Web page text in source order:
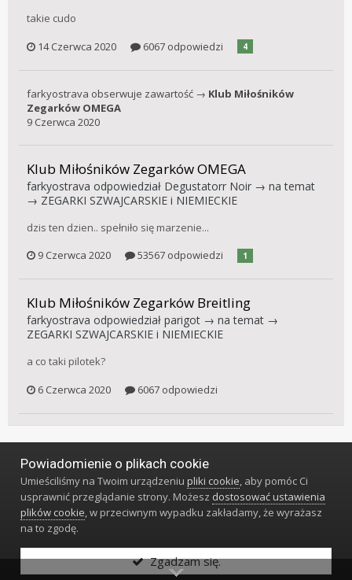
takie cudo
14 Czerwca 2020
6067 odpowiedzi 4
farkyostrava obserwuje zawartość → Klub Miłośników
Zegarków OMEGA
9 Czerwca 2020
Klub Miłośników Zegarków OMEGA
farkyostrava odpowiedział Degustatorr Noir → na temat
→ ZEGARKI SZWAJCARSKIE i NIEMIECKIE
dzis ten dzien.. spełniło się marzenie...
9 Czerwca 2020
53567 odpowiedzi 1
Klub Miłośników Zegarków Breitling
farkyostrava odpowiedział parigot → na temat →
ZEGARKI SZWAJCARSKIE i NIEMIECKIE
a co taki pilotek?
6 Czerwca 2020
6067 odpowiedzi
Język Styl Polityka prywatności
Klub Miłośników Zegarów i Zegarków
Powered by Invision Community
Powiadomienie o plikach cookie
Umieściliśmy na Twoim urządzeniupliki cookie, aby pomóc Ci
usprawnić przeglądanie strony. Możesz dostosować ustawienia
plików cookie, w przeciwnym wypadku zakładamy, że wyrażasz
na to zgodę.
Zgadzam się.